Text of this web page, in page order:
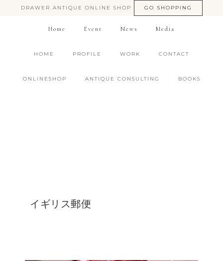
DRAWER ANTIQUE ONLINE SHOP GO SHOPPING
Home Event News Media
HOME PROFILE WORK CONTACT
ONLINESHOP ANTIQUE CONSULTING BOOKS
イギリス郵便